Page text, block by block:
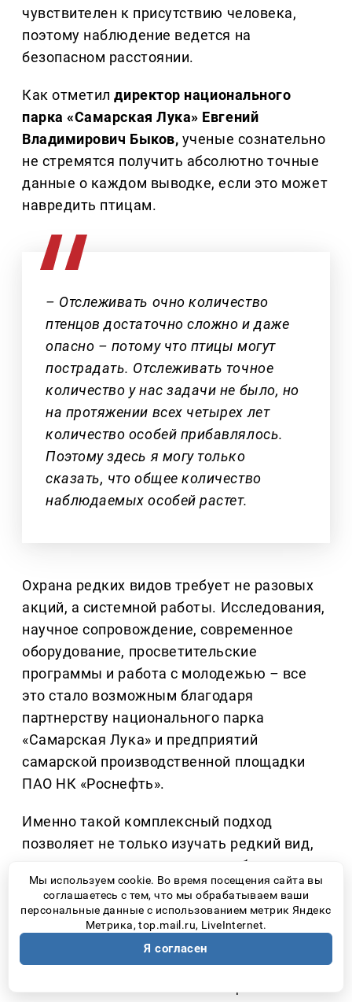
чувствителен к присутствию человека,
поэтому наблюдение ведется на
безопасном расстоянии.
Как отметилдиректор национального
парка «Самарская Лука» Евгений
Владимирович Быков, ученые сознательно
не стремятся получить абсолютно точные
данные о каждом выводке, если это может
навредить птицам.
– Отслеживать очно количество
птенцов достаточно сложно и даже
опасно – потому что птицы могут
пострадать. Отслеживать точное
количество у нас задачи не было, но
на протяжении всех четырех лет
количество особей прибавлялось.
Поэтому здесь я могу только
сказать, что общее количество
наблюдаемых особей растет.
Охрана редких видов требует не разовых
акций, а системной работы. Исследования,
научное сопровождение, современное
оборудование, просветительские
программы и работа с молодежью – все
это стало возможным благодаря
партнерству национального парка
«Самарская Лука» и предприятий
самарской производственной площадки
ПАО НК «Роснефть».
Именно такой комплексный подход
позволяет не только изучать редкий вид,
но и создавать вокруг него сообщество
людей, понимающих, что природа
нуждается не столько в громких словах,
сколько в ответственном отношении
каждого человека.
Мы используем cookie. Во время посещения сайта вы
соглашаетесь с тем, что мы обрабатываем ваши
персональные данные с использованием метрик Яндекс
Метрика, top.mail.ru, LiveInternet.
Я согласен